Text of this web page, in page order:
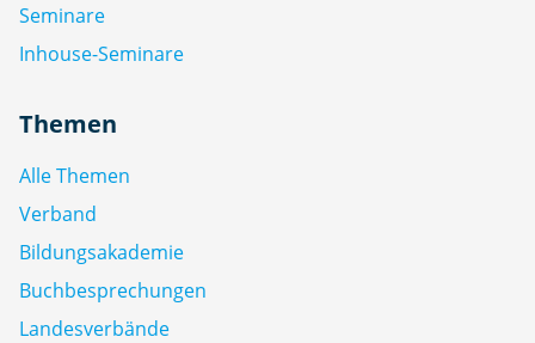
Seminare
Inhouse-Seminare
Themen
Alle Themen
Verband
Bildungsakademie
Buchbesprechungen
Landesverbände